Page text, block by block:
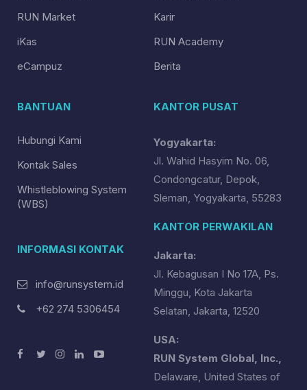
RUN Market
iKas
eCampuz
Karir
RUN Academy
Berita
BANTUAN
Hubungi Kami
Kontak Sales
Whistleblowing System
(WBS)
INFORMASI KONTAK
info@runsystem.id
+62 274 5306454
KANTOR PUSAT
Yogyakarta:
Jl. Wahid Hasyim No. 06,
Condongcatur, Depok,
Sleman, Yogyakarta, 55283
KANTOR PERWAKILAN
Jakarta:
Jl. Kebagusan I No 17A, Ps.
Minggu, Kota Jakarta
Selatan, Jakarta, 12520
USA:
RUN System Global, Inc.,
Delaware, United States of